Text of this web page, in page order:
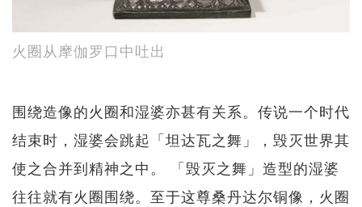
火圈从摩伽罗口中吐出
围绕造像的火圈和湿婆亦甚有关系。传说一个时代
结束时，湿婆会跳起「坦达瓦之舞」，毁灭世界其
使之合并到精神之中。 「毁灭之舞」造型的湿婆
往往就有火圈围绕。至于这尊桑丹达尔铜像，火圈